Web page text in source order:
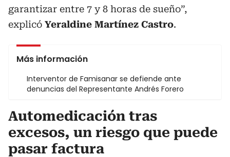
garantizar entre 7 y 8 horas de sueño”,
explicó Yeraldine Martínez Castro.
Más información
Interventor de Famisanar se defiende ante
denuncias del Representante Andrés Forero
Automedicación tras
excesos, un riesgo que puede
pasar factura